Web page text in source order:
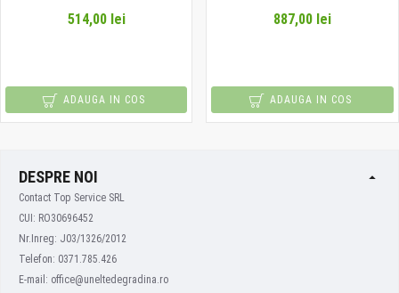
514,00 lei
ADAUGA IN COS
887,00 lei
ADAUGA IN COS
DESPRE NOI
Contact Top Service SRL
CUI: RO30696452
Nr.Inreg: J03/1326/2012
Telefon: 0371.785.426
E-mail: office@uneltedegradina.ro